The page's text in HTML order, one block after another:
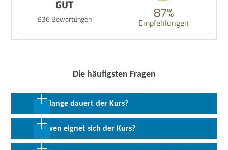
GUT
936 Bewertungen 87%
Empfehlungen
Die häufigsten Fragen
Wie lange dauert der Kurs?
12 Wochen in Vollzeit
Für wen eignet sich der Kurs?